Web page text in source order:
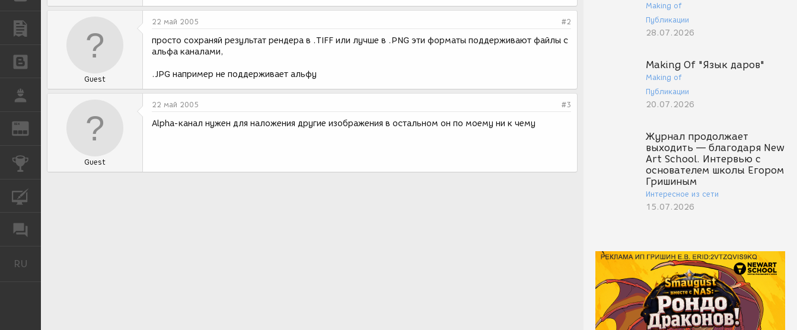
REN
КОНКУРСЫ
RU
Making of
Публикации
28.07.2026
Making Of "Язык даров"
Making of
Публикации
20.07.2026
Журнал продолжает
выходить — благодаря New
Art School. Интервью с
основателем школы Егором
Гришиным
Интересное из сети
15.07.2026
Guest
22 май 2005 #2
просто сохраняй результат рендера в .TIFF или лучше в .PNG эти форматы поддерживают файлы с
альфа каналами,
.JPG например не поддерживает альфу
Guest
22 май 2005 #3
Alpha-канал нужен для наложения другие изображения в остальном он по моему ни к чему